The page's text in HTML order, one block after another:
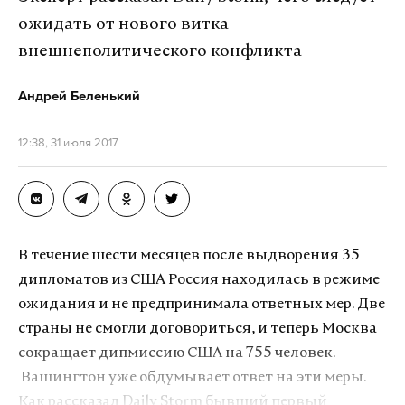
Фото: © GLOBAL LOOK press/Anatoly Lomohov
время разговоров. «Поэтому, когда абоненты будут
разговаривать как дома. То есть рост потребления
будет обязательно... мы уверены, что операторы не
только не проиграют в виде прекращения
получения этого необоснованного дохода, но и
выиграют за счет увеличения роста продаж», —
объяснила начальник управления регулирования
Заева.
24 июля представитель «МегаФон» назвал
требование об отмене роуминга в течение двух
недель невыполнимым и заявил о готовности
компании обсуждать вопрос «в судебном
ожидать от нового витка
внешнеполитического конфликта
Андрей Беленький
12:38, 31 июля 2017
В течение шести месяцев после выдворения 35
дипломатов из США Россия находилась в режиме
ожидания и не предпринимала ответных мер. Две
страны не смогли договориться, и теперь Москва
сокращает дипмиссию США на 755 человек.
Вашингтон уже обдумывает ответ на эти меры.